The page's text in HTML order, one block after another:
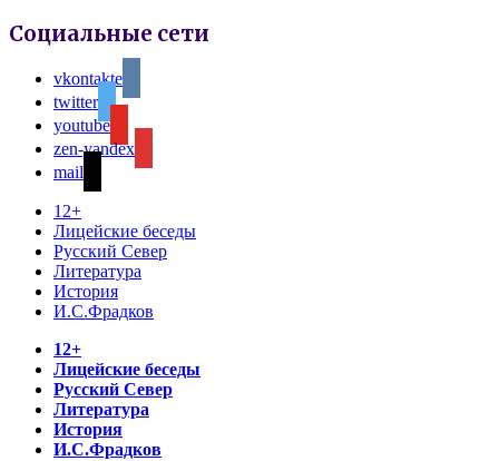
Социальные сети
vkontakte
twitter
youtube
zen-yandex
mail
12+
Лицейские беседы
Русский Север
Литература
История
И.С.Фрадков
12+
Лицейские беседы
Русский Север
Литература
История
И.С.Фрадков